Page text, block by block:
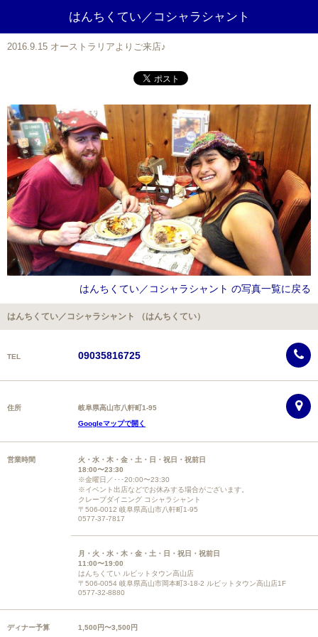
はんちくてい／コシャラシャント
2016.9.15 オーストラリアよりご来店♪
はんちくてい／コシャラシャント の写真一覧に戻る
はんちくてい／コシャラシャント （はんちくてい）
TEL 09035816725
住所
岐阜県高山市八軒町1-95
Googleマップで開く
営業時間
火・水・木・金・土・日・祝日・祝前日
18:00〜23:30
※金曜日／･･･20:00〜23:30
※イベント出店などでお休みする場合がございます。
クレープダイニング コシャラシャント
〒506-0012 岐阜県高山市八軒町1-95
0577-37-7817
月・火・水・木・金・土・日・祝日・祝前日
11:00〜19:00
はんちくてい ルビットタウン高山店
〒506-0054 岐阜県高山市岡本町3-18-2 ルビットタウン高山店1F
0577-32-8880
ディナー予算 1,500円〜3,500円